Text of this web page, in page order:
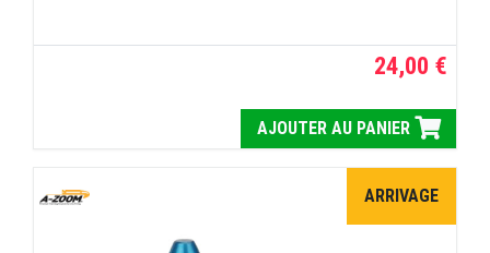
24,00 €
AJOUTER AU PANIER
ARRIVAGE